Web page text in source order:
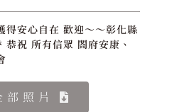
得安心自在 歡迎～～彰化縣
恭祝 所有信眾 閤府安康、
部照片